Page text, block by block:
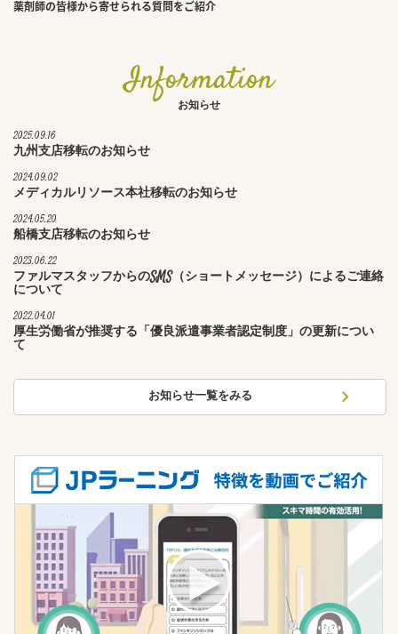
薬剤師の皆様から寄せられる質問をご紹介
Information
お知らせ
2025.09.16
九州支店移転のお知らせ
2024.09.02
メディカルリソース本社移転のお知らせ
2024.05.20
船橋支店移転のお知らせ
2023.06.22
ファルマスタッフからのSMS（ショートメッセージ）によるご連絡
について
2022.04.01
厚生労働省が推奨する「優良派遣事業者認定制度」の更新につい
て
お知らせ一覧をみる